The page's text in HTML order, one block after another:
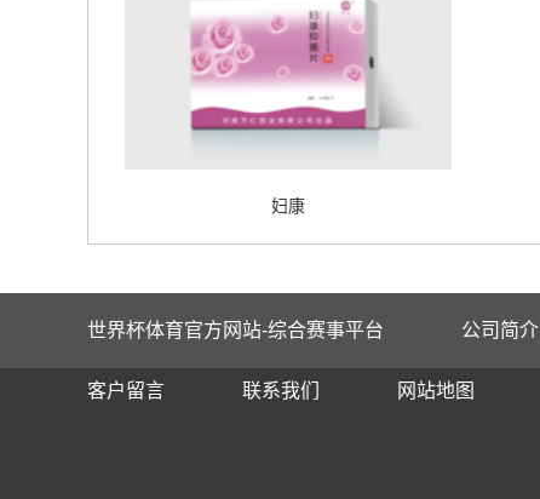
妇康
世界杯体育官方网站-综合赛事平台 公司简介
客户留言 联系我们 网站地图